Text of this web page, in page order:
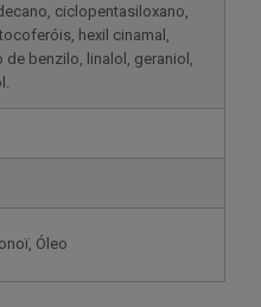
ciclopentasiloxano,
hexil cinamal,
de benzilo, linalol, geraniol,
Óleo